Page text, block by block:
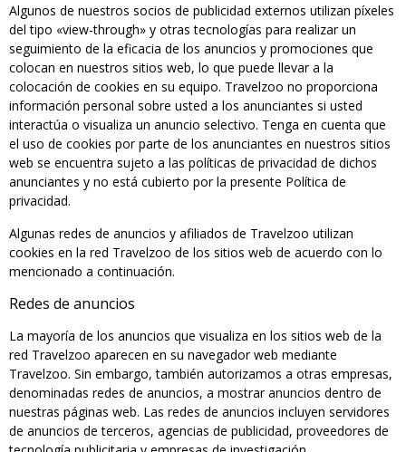
Algunos de nuestros socios de publicidad externos utilizan píxeles
del tipo «view-through» y otras tecnologías para realizar un
seguimiento de la eficacia de los anuncios y promociones que
colocan en nuestros sitios web, lo que puede llevar a la
colocación de cookies en su equipo. Travelzoo no proporciona
información personal sobre usted a los anunciantes si usted
interactúa o visualiza un anuncio selectivo. Tenga en cuenta que
el uso de cookies por parte de los anunciantes en nuestros sitios
web se encuentra sujeto a las políticas de privacidad de dichos
anunciantes y no está cubierto por la presente Política de
privacidad.
Algunas redes de anuncios y afiliados de Travelzoo utilizan
cookies en la red Travelzoo de los sitios web de acuerdo con lo
mencionado a continuación.
Redes de anuncios
La mayoría de los anuncios que visualiza en los sitios web de la
red Travelzoo aparecen en su navegador web mediante
Travelzoo. Sin embargo, también autorizamos a otras empresas,
denominadas redes de anuncios, a mostrar anuncios dentro de
nuestras páginas web. Las redes de anuncios incluyen servidores
de anuncios de terceros, agencias de publicidad, proveedores de